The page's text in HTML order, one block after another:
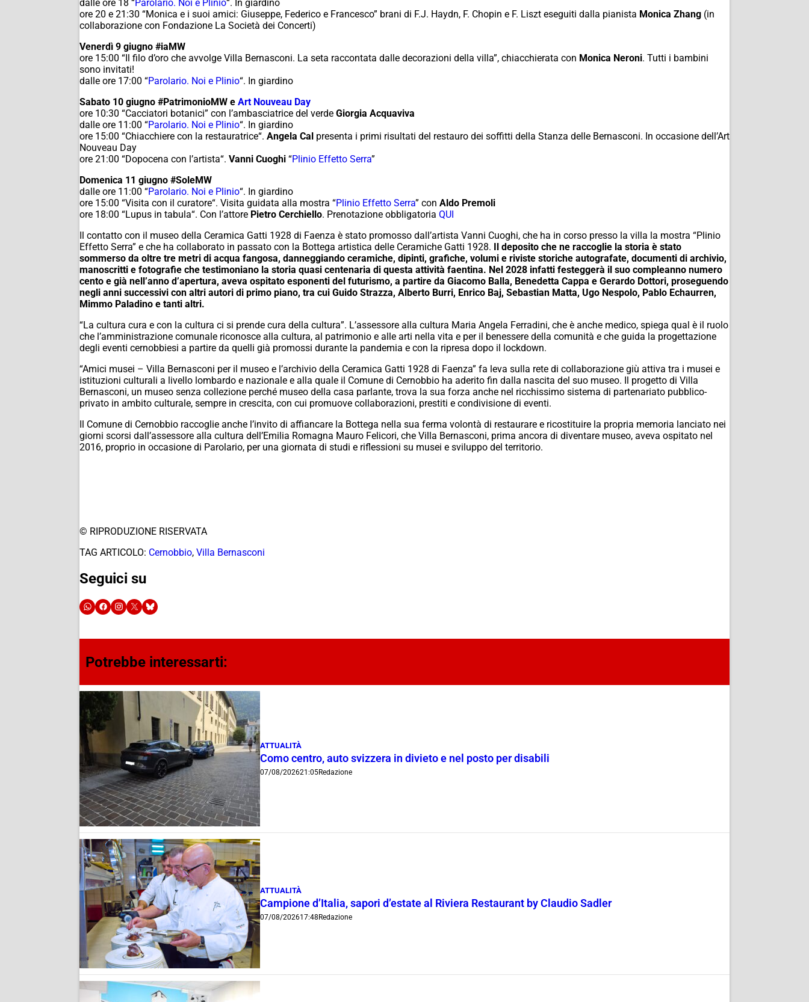
dalle ore 18 “Parolario. Noi e Plinio“. In giardino
ore 20 e 21:30 “Monica e i suoi amici: Giuseppe, Federico e Francesco” brani di F.J. Haydn, F. Chopin e F. Liszt eseguiti dalla pianista Monica Zhang (in
collaborazione con Fondazione La Società dei Concerti)
Venerdì 9 giugno #iaMW
ore 15:00 “Il filo d’oro che avvolge Villa Bernasconi. La seta raccontata dalle decorazioni della villa”, chiacchierata con Monica Neroni. Tutti i bambini
sono invitati!
dalle ore 17:00 “Parolario. Noi e Plinio“. In giardino
Sabato 10 giugno #PatrimonioMW e Art Nouveau Day
ore 10:30 “Cacciatori botanici” con l’ambasciatrice del verde Giorgia Acquaviva
dalle ore 11:00 “Parolario. Noi e Plinio“. In giardino
ore 15:00 “Chiacchiere con la restauratrice“. Angela Cal presenta i primi risultati del restauro dei soffitti della Stanza delle Bernasconi. In occasione dell’Art
Nouveau Day
ore 21:00 “Dopocena con l’artista“. Vanni Cuoghi “Plinio Effetto Serra”
Domenica 11 giugno #SoleMW
dalle ore 11:00 “Parolario. Noi e Plinio“. In giardino
ore 15:00 “Visita con il curatore“. Visita guidata alla mostra “Plinio Effetto Serra” con Aldo Premoli
ore 18:00 “Lupus in tabula“. Con l’attore Pietro Cerchiello. Prenotazione obbligatoria QUI
Il contatto con il museo della Ceramica Gatti 1928 di Faenza è stato promosso dall’artista Vanni Cuoghi, che ha in corso presso la villa la mostra “Plinio
Effetto Serra” e che ha collaborato in passato con la Bottega artistica delle Ceramiche Gatti 1928. Il deposito che ne raccoglie la storia è stato
sommerso da oltre tre metri di acqua fangosa, danneggiando ceramiche, dipinti, grafiche, volumi e riviste storiche autografate, documenti di archivio,
manoscritti e fotografie che testimoniano la storia quasi centenaria di questa attività faentina. Nel 2028 infatti festeggerà il suo compleanno numero
cento e già nell’anno d’apertura, aveva ospitato esponenti del futurismo, a partire da Giacomo Balla, Benedetta Cappa e Gerardo Dottori, proseguendo
negli anni successivi con altri autori di primo piano, tra cui Guido Strazza, Alberto Burri, Enrico Baj, Sebastian Matta, Ugo Nespolo, Pablo Echaurren,
Mimmo Paladino e tanti altri.
“La cultura cura e con la cultura ci si prende cura della cultura”. L’assessore alla cultura Maria Angela Ferradini, che è anche medico, spiega qual è il ruolo
che l’amministrazione comunale riconosce alla cultura, al patrimonio e alle arti nella vita e per il benessere della comunità e che guida la progettazione
degli eventi cernobbiesi a partire da quelli già promossi durante la pandemia e con la ripresa dopo il lockdown.
“Amici musei – Villa Bernasconi per il museo e l’archivio della Ceramica Gatti 1928 di Faenza” fa leva sulla rete di collaborazione giù attiva tra i musei e
istituzioni culturali a livello lombardo e nazionale e alla quale il Comune di Cernobbio ha aderito fin dalla nascita del suo museo. Il progetto di Villa
Bernasconi, un museo senza collezione perché museo della casa parlante, trova la sua forza anche nel ricchissimo sistema di partenariato pubblico-
privato in ambito culturale, sempre in crescita, con cui promuove collaborazioni, prestiti e condivisione di eventi.
Il Comune di Cernobbio raccoglie anche l’invito di affiancare la Bottega nella sua ferma volontà di restaurare e ricostituire la propria memoria lanciato nei
giorni scorsi dall’assessore alla cultura dell’Emilia Romagna Mauro Felicori, che Villa Bernasconi, prima ancora di diventare museo, aveva ospitato nel
2016, proprio in occasione di Parolario, per una giornata di studi e riflessioni su musei e sviluppo del territorio.
© RIPRODUZIONE RISERVATA
TAG ARTICOLO: Cernobbio, Villa Bernasconi
Seguici su
Potrebbe interessarti:
ATTUALITÀ
Como centro, auto svizzera in divieto e nel posto per disabili
07/08/202621:05Redazione
ATTUALITÀ
Campione d’Italia, sapori d’estate al Riviera Restaurant by Claudio Sadler
07/08/202617:48 Redazione